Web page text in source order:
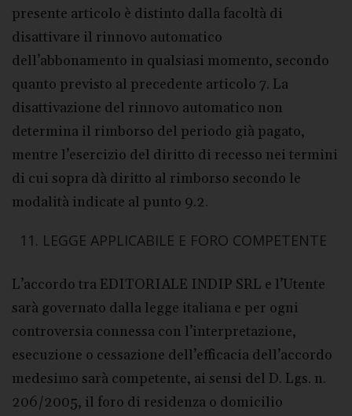
presente articolo è distinto dalla facoltà di
disattivare il rinnovo automatico
dell’abbonamento in qualsiasi momento, secondo
quanto previsto al precedente articolo 7. La
disattivazione del rinnovo automatico non
determina il rimborso del periodo già pagato,
mentre l’esercizio del diritto di recesso nei termini
di cui sopra dà diritto al rimborso secondo le
modalità indicate al punto 9.2.
LEGGE APPLICABILE E FORO COMPETENTE
L’accordo tra EDITORIALE INDIP SRL e l’Utente
sarà governato dalla legge italiana e per ogni
controversia connessa con l’interpretazione,
esecuzione o cessazione dell’efficacia dell’accordo
medesimo sarà competente, ai sensi del D. Lgs. n.
206/2005, il foro di residenza o domicilio